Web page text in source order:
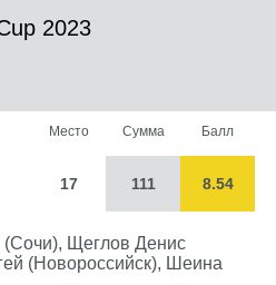
2023
Место Сумма Балл
17 111 8.54
Щеглов Денис
(Новороссийск), Шеина